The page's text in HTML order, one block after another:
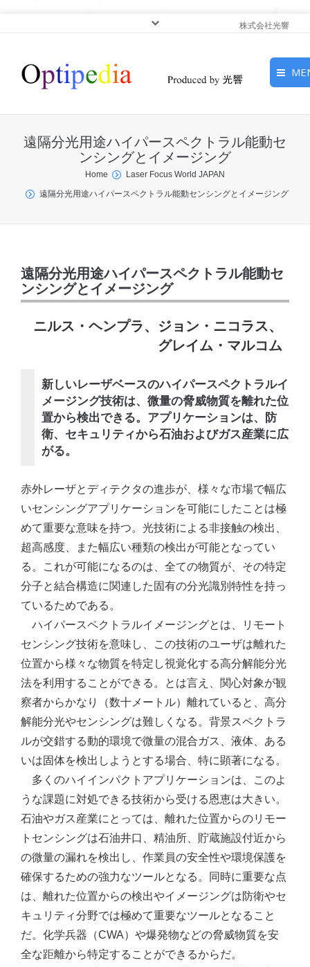
株式会社光響
ピックアップ
サービス
遠隔分光用途ハイパースペクトラル能動セ
ンシングとイメージング
You are here:Home
Laser Focus World JAPAN
遠隔分光用途ハイパースペクトラル能動センシングとイメージング
遠隔分光用途ハイパースペクトラル能動セ
ンシングとイメージング
ニルス・ヘンプラ、ジョン・ニコラス、
グレイム・マルコム
新しいレーザベースのハイパースペクトラルイ
メージング技術は、微量の脅威物質を離れた位
置から検出できる。アプリケーションは、防
衛、セキュリティから石油およびガス産業に広
がる。
赤外レーザとディテクタの進歩が、様々な市場で幅広
いセンシングアプリケーションを可能にしたことは極
めて重要な意味を持つ。光技術による非接触の検出、
超高感度、また幅広い種類の検出が可能となってい
る。これが可能になるのは、全ての物質が、その特定
分子と結合構造に関連した固有の分光識別特性を持っ
ているためである。
ハイパースペクトラルイメージングとは、リモート
センシング技術を意味し、この技術のユーザは離れた
位置から様々な物質を特定し視覚化する高分解能分光
法を利用することができる。とは言え、関心対象が観
察者からかなり（数十メートル）離れていると、高分
解能分光やセンシングは難しくなる。背景スペクトラ
ルが交錯する動的環境で微量の混合ガス、液体、ある
いは固体を検出しようとする場合、特に顕著になる。
多くのハイインパクトアプリケーションは、このよ
うな課題に対処できる技術から受ける恩恵は大きい。
石油やガス産業にとっては、離れた位置からのリモー
トセンシングは石油井口、精油所、貯蔵施設付近から
の微量の漏れを検出し、作業員の安全性や環境保護を
確保するための強力なツールとなる。同時に重要な点
は、離れた位置からの検出やイメージングは防衛やセ
キュリティ分野では極めて重要なツールとなること
だ。化学兵器（CWA）や爆発物などの脅威物質を安
全な距離から特定することができるからだ。